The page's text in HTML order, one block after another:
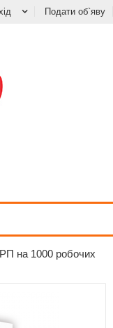
Подати об`яву
на 1000 робочих